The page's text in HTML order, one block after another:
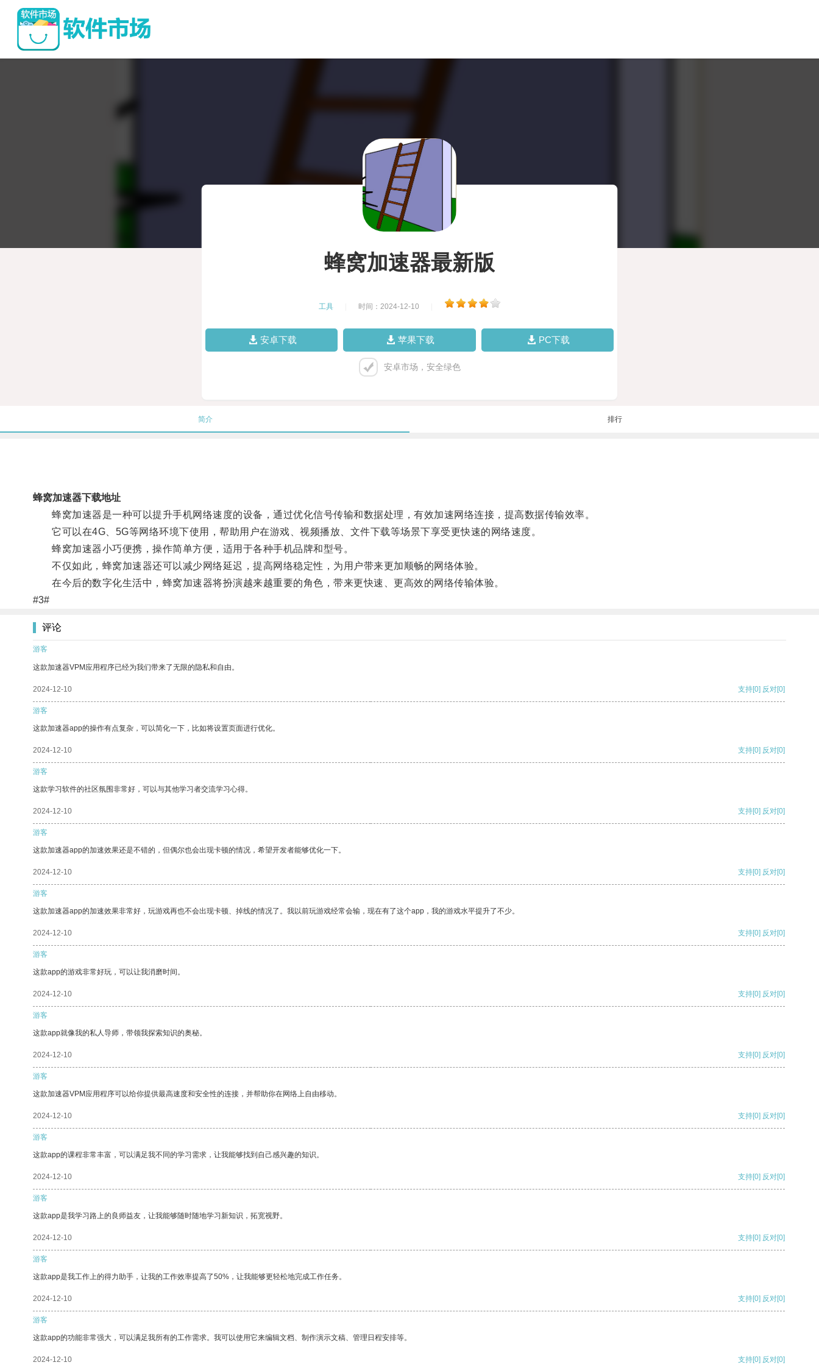
蜂窝加速器最新版
工具 时间：2024-12-10
安卓下载 苹果下载 PC下载
安卓市场，安全绿色
简介 排行
蜂窝加速器下载地址
蜂窝加速器是一种可以提升手机网络速度的设备，通过优化信号传输和数据处理，有效加速网络连接，提高数据传输效率。
它可以在4G、5G等网络环境下使用，帮助用户在游戏、视频播放、文件下载等场景下享受更快速的网络速度。
蜂窝加速器小巧便携，操作简单方便，适用于各种手机品牌和型号。
不仅如此，蜂窝加速器还可以减少网络延迟，提高网络稳定性，为用户带来更加顺畅的网络体验。
在今后的数字化生活中，蜂窝加速器将扮演越来越重要的角色，带来更快速、更高效的网络传输体验。
#3#
评论
游客
这款加速器VPM应用程序已经为我们带来了无限的隐私和自由。
2024-12-10 支持[0] 反对[0]
游客
这款加速器app的操作有点复杂，可以简化一下，比如将设置页面进行优化。
2024-12-10 支持[0] 反对[0]
游客
这款学习软件的社区氛围非常好，可以与其他学习者交流学习心得。
2024-12-10 支持[0] 反对[0]
游客
这款加速器app的加速效果还是不错的，但偶尔也会出现卡顿的情况，希望开发者能够优化一下。
2024-12-10 支持[0] 反对[0]
游客
这款加速器app的加速效果非常好，玩游戏再也不会出现卡顿、掉线的情况了。我以前玩游戏经常会输，现在有了这个app，我的游戏水平提升了不少。
2024-12-10 支持[0] 反对[0]
游客
这款app的游戏非常好玩，可以让我消磨时间。
2024-12-10 支持[0] 反对[0]
游客
这款app就像我的私人导师，带领我探索知识的奥秘。
2024-12-10 支持[0] 反对[0]
游客
这款加速器VPM应用程序可以给你提供最高速度和安全性的连接，并帮助你在网络上自由移动。
2024-12-10 支持[0] 反对[0]
游客
这款app的课程非常丰富，可以满足我不同的学习需求，让我能够找到自己感兴趣的知识。
2024-12-10 支持[0] 反对[0]
游客
这款app是我学习路上的良师益友，让我能够随时随地学习新知识，拓宽视野。
2024-12-10 支持[0] 反对[0]
游客
这款app是我工作上的得力助手，让我的工作效率提高了50%，让我能够更轻松地完成工作任务。
2024-12-10 支持[0] 反对[0]
游客
这款app的功能非常强大，可以满足我所有的工作需求。我可以使用它来编辑文档、制作演示文稿、管理日程安排等。
2024-12-10 支持[0] 反对[0]